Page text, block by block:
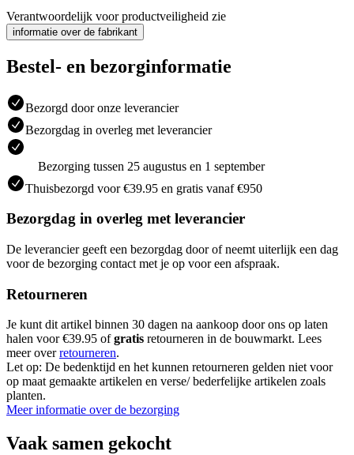
Verantwoordelijk voor productveiligheid zie
informatie over de fabrikant
Bestel- en bezorginformatie
Bezorgd door onze leverancier
Bezorgdag in overleg met leverancier
Bezorging tussen 25 augustus en 1 september
Thuisbezorgd voor €39.95 en gratis vanaf €950
Bezorgdag in overleg met leverancier
De leverancier geeft een bezorgdag door of neemt uiterlijk een dag
voor de bezorging contact met je op voor een afspraak.
Retourneren
Je kunt dit artikel binnen 30 dagen na aankoop door ons op laten
halen voor €39.95 ofgratis retourneren in de bouwmarkt. Lees
meer overretourneren.
Let op: De bedenktijd en het kunnen retourneren gelden niet voor
op maat gemaakte artikelen en verse/ bederfelijke artikelen zoals
planten.
Meer informatie over de bezorging
Vaak samen gekocht